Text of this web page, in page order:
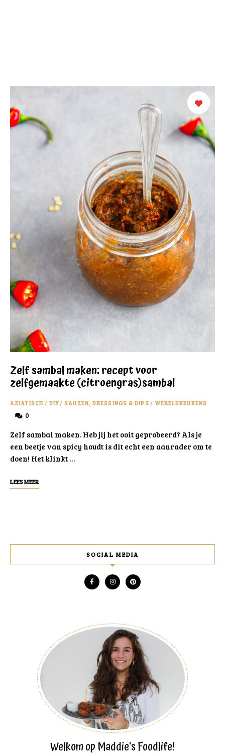
Zelf sambal maken: recept voor
zelfgemaakte (citroengras)sambal
AZIATISCH / DIY/ SAUZEN, DRESSINGS & DIPS / WERELDKEUKENS
0
Zelf sambal maken. Heb jij het ooit geprobeerd? Als je
een beetje van spicy houdt is dit echt een aanrader om te
doen! Het klinkt …
LEES MEER
SOCIAL MEDIA
Welkom op Maddie's Foodlife!